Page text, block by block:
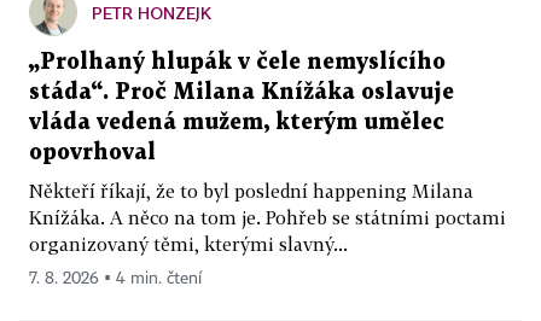
PETR HONZEJK
„Prolhaný hlupák v čele nemyslícího
stáda“. Proč Milana Knížáka oslavuje
vláda vedená mužem, kterým umělec
opovrhoval
Někteří říkají, že to byl poslední happening Milana
Knížáka. A něco na tom je. Pohřeb se státními poctami
organizovaný těmi, kterými slavný...
7. 8. 2026 ▪ 4 min. čtení